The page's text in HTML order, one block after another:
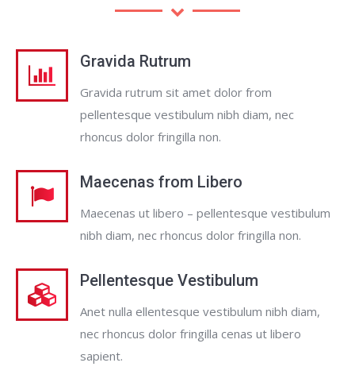
Gravida Rutrum
Gravida rutrum sit amet dolor from
pellentesque vestibulum nibh diam, nec
rhoncus dolor fringilla non.
Maecenas from Libero
Maecenas ut libero – pellentesque vestibulum
nibh diam, nec rhoncus dolor fringilla non.
Pellentesque Vestibulum
Anet nulla ellentesque vestibulum nibh diam,
nec rhoncus dolor fringilla cenas ut libero
sapient.